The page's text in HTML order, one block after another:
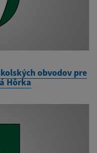
obvodov pre
Hôrka